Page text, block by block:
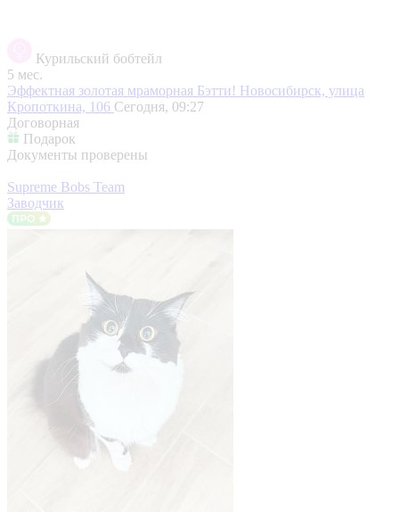
Курильский бобтейл
5 мес.
Эффектная золотая мраморная Бэтти! Новосибирск, улица
Кропоткина, 106 Сегодня, 09:27
Договорная
Подарок
Документы проверены
Supreme Bobs Team
Заводчик